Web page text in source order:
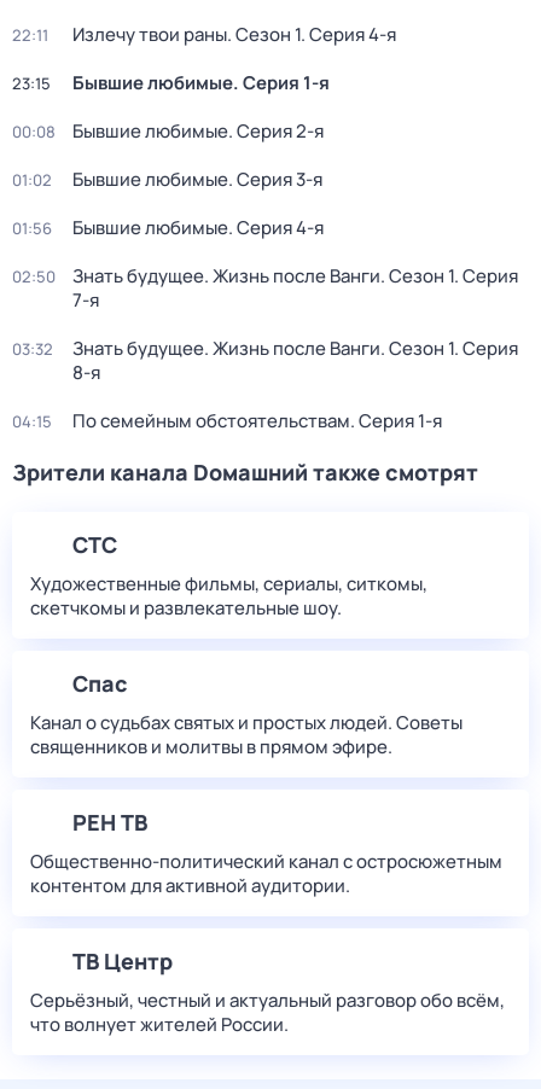
22:11 Излечу твои раны. Сезон 1. Серия 4-я
23:15 Бывшие любимые. Серия 1-я
00:08 Бывшие любимые. Серия 2-я
01:02 Бывшие любимые. Серия 3-я
01:56 Бывшие любимые. Серия 4-я
02:50 Знать будущее. Жизнь после Ванги. Сезон 1. Серия
7-я
03:32 Знать будущее. Жизнь после Ванги. Сезон 1. Серия
8-я
04:15 По семейным обстоятельствам. Серия 1-я
Зрители канала Dомашний также смотрят
СТС
Художественные фильмы, сериалы, ситкомы,
скетчкомы и развлекательные шоу.
Спас
Канал о судьбах святых и простых людей. Советы
священников и молитвы в прямом эфире.
РЕН ТВ
Общественно-политический канал с остросюжетным
контентом для активной аудитории.
ТВ Центр
Серьёзный, честный и актуальный разговор обо всём,
что волнует жителей России.